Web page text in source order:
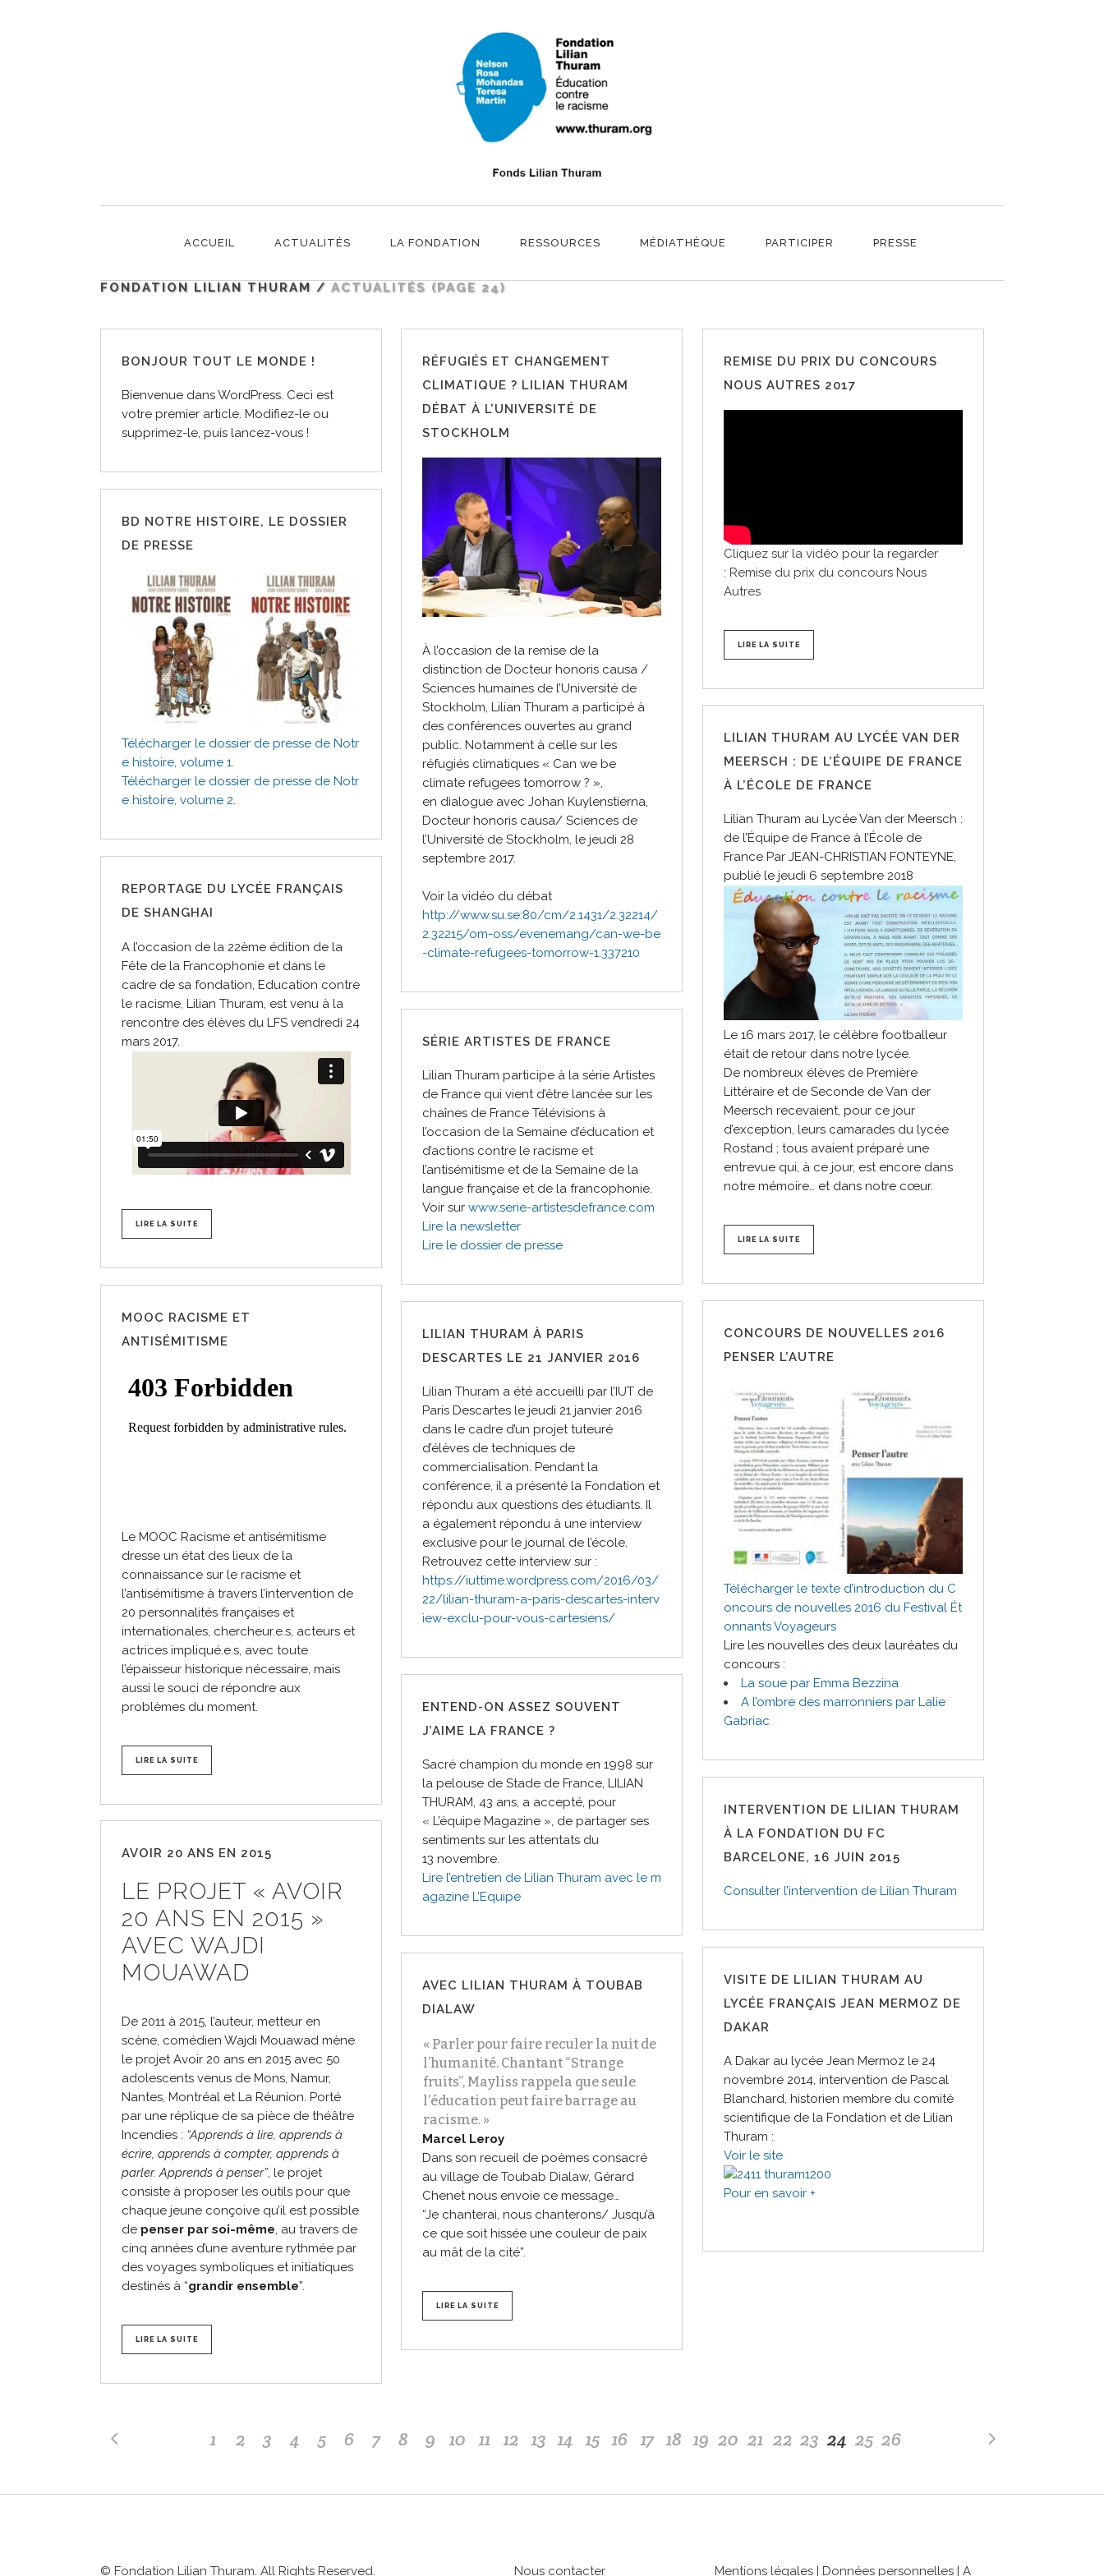
ACCUEIL ACTUALITÉS LA FONDATION RESSOURCES MÉDIATHÈQUE PARTICIPER PRESSE
ACTUALITÉS
FONDATION LILIAN THURAM / ACTUALITÉS (PAGE 24)
BONJOUR TOUT LE MONDE !
Bienvenue dans WordPress. Ceci est
votre premier article. Modifiez-le ou
supprimez-le, puis lancez-vous !
RÉFUGIÉS ET CHANGEMENT
CLIMATIQUE ? LILIAN THURAM
DÉBAT À L’UNIVERSITÉ DE
STOCKHOLM
À l’occasion de la remise de la
distinction de Docteur honoris causa /
Sciences humaines de l’Université de
Stockholm, Lilian Thuram a participé à
des conférences ouvertes au grand
public. Notamment à celle sur les
réfugiés climatiques « Can we be
climate refugees tomorrow ? »,
en dialogue avec Johan Kuylenstierna,
Docteur honoris causa/ Sciences de
l’Université de Stockholm, le jeudi 28
septembre 2017.
Voir la vidéo du débat
http://www.su.se:80/cm/2.1431/2.32214/
2.32215/om-oss/evenemang/can-we-be
-climate-refugees-tomorrow-1.337210
REMISE DU PRIX DU CONCOURS
NOUS AUTRES 2017
Cliquez sur la vidéo pour la regarder
: Remise du prix du concours Nous
Autres
LIRE LA SUITE
BD NOTRE HISTOIRE, LE DOSSIER
DE PRESSE
Télécharger le dossier de presse de Notr
e histoire, volume 1.
Télécharger le dossier de presse de Notr
e histoire, volume 2.
LILIAN THURAM AU LYCÉE VAN DER
MEERSCH : DE L’ÉQUIPE DE FRANCE
À L’ÉCOLE DE FRANCE
Lilian Thuram au Lycée Van der Meersch :
de l’Équipe de France à l’École de
France Par JEAN-CHRISTIAN FONTEYNE,
publié le jeudi 6 septembre 2018
Le 16 mars 2017, le célèbre footballeur
était de retour dans notre lycée.
De nombreux élèves de Première
Littéraire et de Seconde de Van der
Meersch recevaient, pour ce jour
d’exception, leurs camarades du lycée
Rostand ; tous avaient préparé une
entrevue qui, à ce jour, est encore dans
notre mémoire… et dans notre cœur.
LIRE LA SUITE
REPORTAGE DU LYCÉE FRANÇAIS
DE SHANGHAI
A l’occasion de la 22ème édition de la
Fête de la Francophonie et dans le
cadre de sa fondation, Education contre
le racisme, Lilian Thuram, est venu à la
rencontre des élèves du LFS vendredi 24
mars 2017.
LIRE LA SUITE
SÉRIE ARTISTES DE FRANCE
Lilian Thuram participe à la série Artistes
de France qui vient d’être lancée sur les
chaînes de France Télévisions à
l’occasion de la Semaine d’éducation et
d’actions contre le racisme et
l’antisémitisme et de la Semaine de la
langue française et de la francophonie.
Voir sur www.serie-artistesdefrance.com
Lire la newsletter
Lire le dossier de presse
MOOC RACISME ET
ANTISÉMITISME
Le MOOC Racisme et antisémitisme
dresse un état des lieux de la
connaissance sur le racisme et
l’antisémitisme à travers l’intervention de
20 personnalités françaises et
internationales, chercheur.e.s, acteurs et
actrices impliqué.e.s, avec toute
l’épaisseur historique nécessaire, mais
aussi le souci de répondre aux
problèmes du moment.
LIRE LA SUITE
CONCOURS DE NOUVELLES 2016
PENSER L’AUTRE
Télécharger le texte d’introduction du C
oncours de nouvelles 2016 du Festival Ét
onnants Voyageurs
Lire les nouvelles des deux lauréates du
concours :
La soue par Emma Bezzina
A l’ombre des marronniers par Lalie
Gabriac
LILIAN THURAM À PARIS
DESCARTES LE 21 JANVIER 2016
Lilian Thuram a été accueilli par l’IUT de
Paris Descartes le jeudi 21 janvier 2016
dans le cadre d’un projet tuteuré
d’élèves de techniques de
commercialisation. Pendant la
conférence, il a présenté la Fondation et
répondu aux questions des étudiants. Il
a également répondu à une interview
exclusive pour le journal de l’école.
Retrouvez cette interview sur :
https://iuttime.wordpress.com/2016/03/
22/lilian-thuram-a-paris-descartes-interv
iew-exclu-pour-vous-cartesiens/
ENTEND-ON ASSEZ SOUVENT
J’AIME LA FRANCE ?
Sacré champion du monde en 1998 sur
la pelouse de Stade de France, LILIAN
THURAM, 43 ans, a accepté, pour
« L’équipe Magazine », de partager ses
sentiments sur les attentats du
13 novembre.
Lire l’entretien de Lilian Thuram avec le m
agazine L’Equipe
INTERVENTION DE LILIAN THURAM
À LA FONDATION DU FC
BARCELONE, 16 JUIN 2015
Consulter l’intervention de Lilian Thuram
AVOIR 20 ANS EN 2015
LE PROJET « AVOIR
20 ANS EN 2015 »
AVEC WAJDI
MOUAWAD
De 2011 à 2015, l’auteur, metteur en
scène, comédien Wajdi Mouawad mène
le projet Avoir 20 ans en 2015 avec 50
adolescents venus de Mons, Namur,
Nantes, Montréal et La Réunion. Porté
par une réplique de sa pièce de théâtre
Incendies : “Apprends à lire, apprends à
écrire, apprends à compter, apprends à
parler. Apprends à penser”, le projet
consiste à proposer les outils pour que
chaque jeune conçoive qu’il est possible
de penser par soi-même, au travers de
cinq années d’une aventure rythmée par
des voyages symboliques et initiatiques
destinés à “grandir ensemble”.
LIRE LA SUITE
VISITE DE LILIAN THURAM AU
LYCÉE FRANÇAIS JEAN MERMOZ DE
DAKAR
A Dakar au lycée Jean Mermoz le 24
novembre 2014, intervention de Pascal
Blanchard, historien membre du comité
scientifique de la Fondation et de Lilian
Thuram :
Voir le site
Pour en savoir +
AVEC LILIAN THURAM À TOUBAB
DIALAW
« Parler pour faire reculer la nuit de
l’humanité. Chantant “Strange
fruits”, Mayliss rappela que seule
l’éducation peut faire barrage au
racisme. »
Marcel Leroy
Dans son recueil de poèmes consacré
au village de Toubab Dialaw, Gérard
Chenet nous envoie ce message…
“Je chanterai, nous chanterons/ Jusqu’à
ce que soit hissée une couleur de paix
au mât de la cité”.
LIRE LA SUITE
1 2 3 4 5 6 7 8 9 10 11 12 13 14 15 16 17 18 19 20 21 22 23 24 25 26
© Fondation Lilian Thuram. All Rights Reserved. Nous contacter Mentions légales | Données personnelles |A